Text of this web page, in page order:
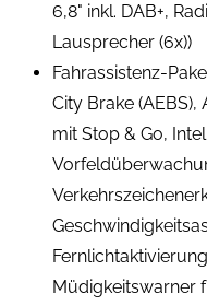
6,8" inkl. DAB+,
Lausprecher (6x))
Fahrassistenz-
City Brake
mit Stop & Go,
Müdigkeitswarner